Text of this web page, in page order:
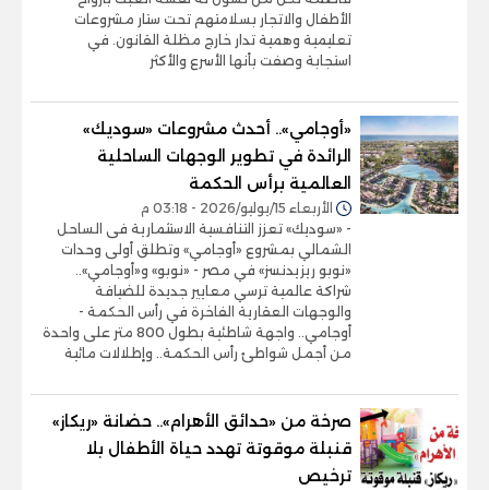
الأطفال والاتجار بسلامتهم تحت ستار مشروعات
تعليمية وهمية تدار خارج مظلة القانون. في
استجابة وصفت بأنها الأسرع والأكثر
«أوجامي».. أحدث مشروعات «سوديك»
الرائدة في تطوير الوجهات الساحلية
العالمية برأس الحكمة
الأربعاء 15/يوليو/2026 - 03:18 م
- «سوديك» تعزز التنافسية الاستثمارية فى الساحل
الشمالي بمشروع «أوجامي» وتطلق أولى وحدات
«نوبو ريزيدنسز» في مصر - «نوبو» و«أوجامي»..
شراكة عالمية ترسي معايير جديدة للضيافة
والوجهات العقارية الفاخرة في رأس الحكمة -
أوجامي.. واجهة شاطئية بطول 800 متر على واحدة
من أجمل شواطئ رأس الحكمة.. وإطلالات مائية
صرخة من «حدائق الأهرام».. حضانة «ريكاز»
قنبلة موقوتة تهدد حياة الأطفال بلا
ترخيص